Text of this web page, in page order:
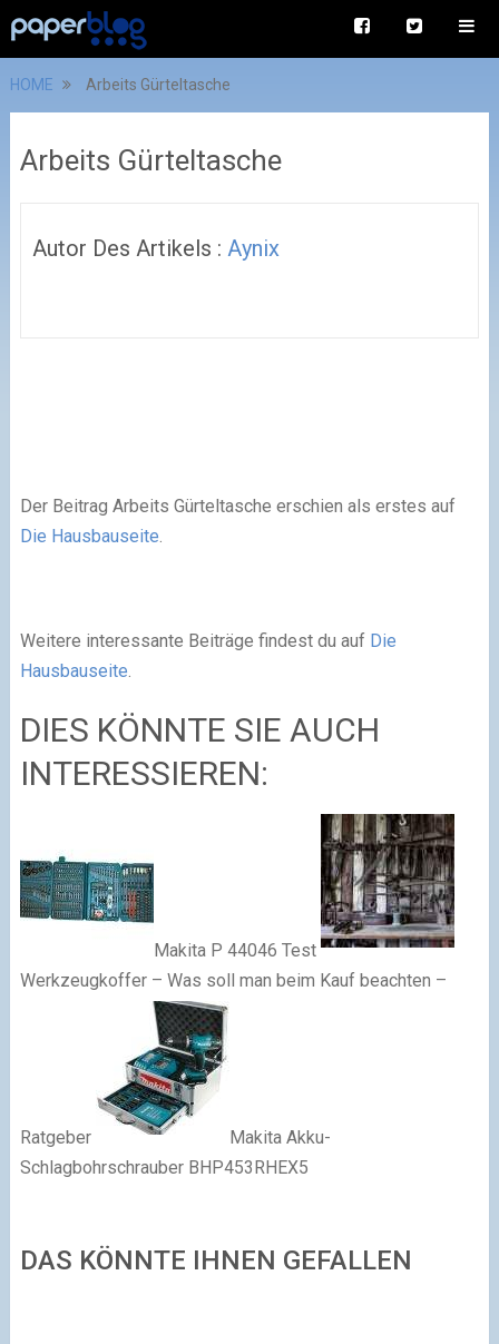
HOME Arbeits Gürteltasche
Arbeits Gürteltasche
Autor Des Artikels : Aynix
Der Beitrag Arbeits Gürteltasche erschien als erstes auf
Die Hausbauseite.
Weitere interessante Beiträge findest du auf Die
Hausbauseite.
DIES KÖNNTE SIE AUCH
INTERESSIEREN:
Makita P 44046 Test
Werkzeugkoffer – Was soll man beim Kauf beachten –
Ratgeber
Makita Akku-
Schlagbohrschrauber BHP453RHEX5
DAS KÖNNTE IHNEN GEFALLEN